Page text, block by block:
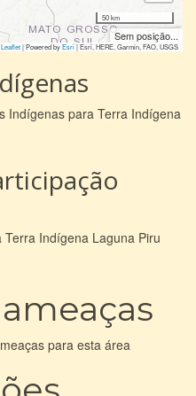
50 km
Sem posição...
Leaflet| Powered byEsri|Esri, HERE, Garmin, FAO, USGS
Indígenas para Terra Indígena
Indígena Laguna Piru
para esta área